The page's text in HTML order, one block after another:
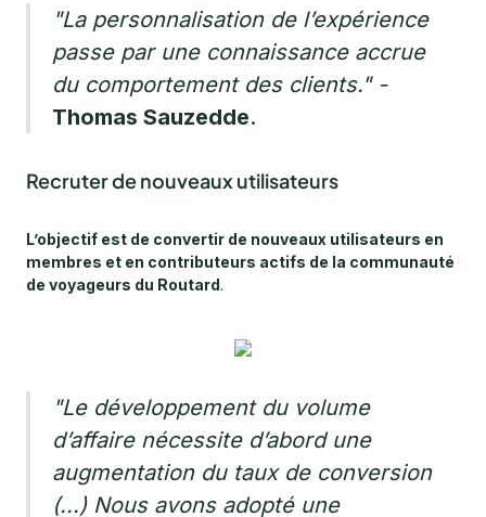
"La personnalisation de l’expérience
passe par une connaissance accrue
du comportement des clients." -
Thomas Sauzedde.
Recruter de nouveaux utilisateurs
L’objectif est de convertir de nouveaux utilisateurs en
membres et en contributeurs actifs de la communauté
de voyageurs du Routard.
"Le développement du volume
d’affaire nécessite d’abord une
augmentation du taux de conversion
(...) Nous avons adopté une